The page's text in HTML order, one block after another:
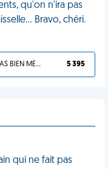
qu'on n'ira pas
Bravo, chéri.
TU L'AS BIEN MÉRITÉ 5 395
qui ne fait pas